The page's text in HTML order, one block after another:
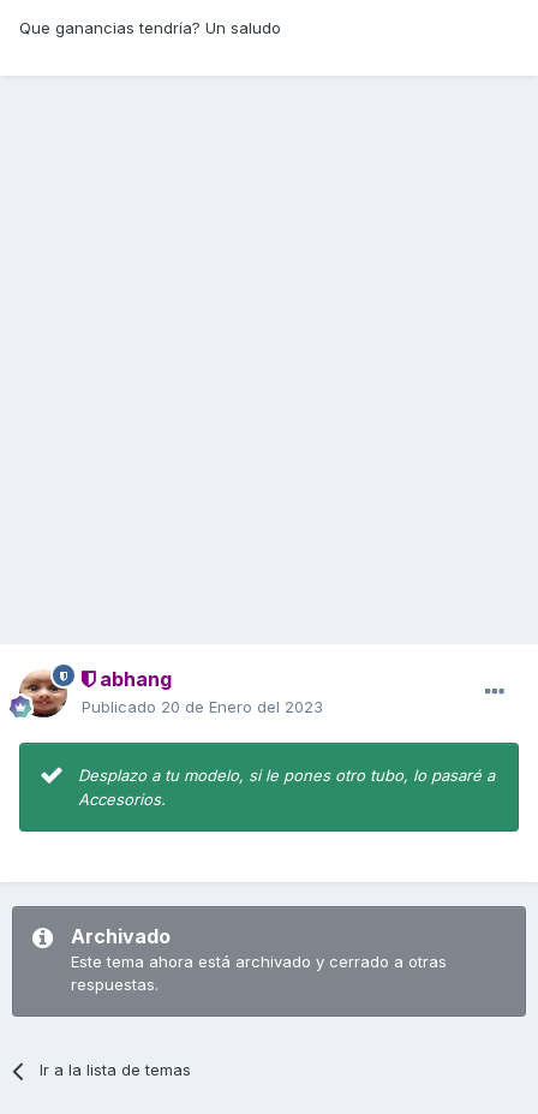
Que ganancias tendría? Un saludo
abhang
Publicado 20 de Enero del 2023
Desplazo a tu modelo, si le pones otro tubo, lo pasaré a
Accesorios.
Archivado
Este tema ahora está archivado y cerrado a otras
respuestas.
Ir a la lista de temas